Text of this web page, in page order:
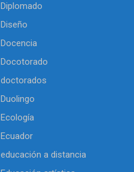
Diplomado
Diseño
Docencia
Docotorado
doctorados
Duolingo
Ecología
Ecuador
educación a distancia